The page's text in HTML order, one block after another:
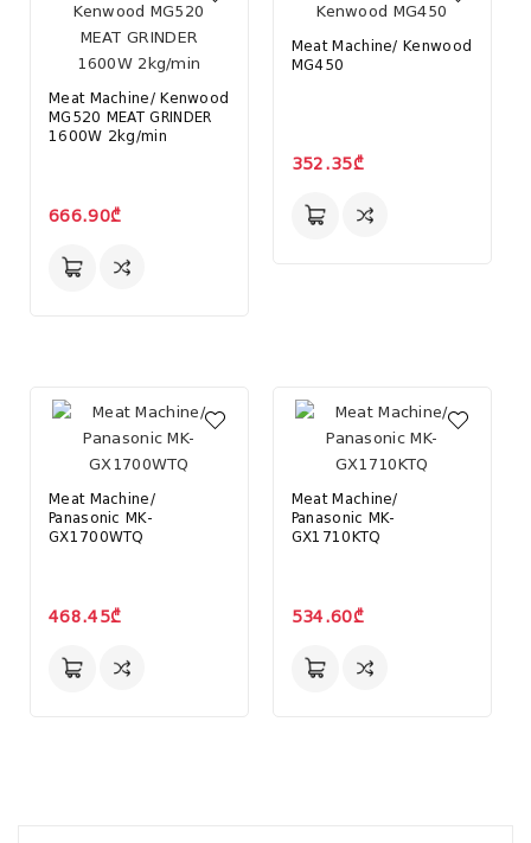
Meat Machine/ Kenwood
MG520 MEAT GRINDER
1600W 2kg/min
666.90₾
Meat Machine/ Kenwood
MG450
352.35₾
Meat Machine/
Panasonic MK-
GX1700WTQ
468.45₾
Meat Machine/
Panasonic MK-
GX1710KTQ
534.60₾